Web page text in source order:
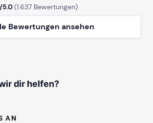
5.0(1.637 Bewertungen)
Bewertungen ansehen
dir helfen?
AN